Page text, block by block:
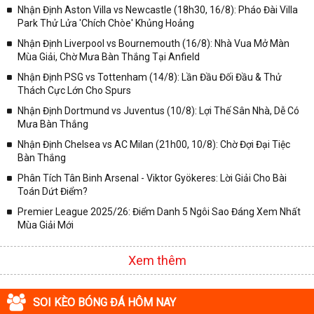
✓ Giải bóng Cúp C1 Châu Âu;
✓ Giải VĐQG Tây Ban Nha;
✓ VĐQG Đức;
✓ VĐQG Pháp;
✓ Liên Đoàn Anh;
✓ U23 Châu Á;
✓ Euro 2020;
✓ VLWC KV Châu Á;
✓ Các giải đấu bóng đá khác.
Vì vậy, đồng hành cùng với chuyên trang
sẽ không bỏ lỡ bất kỳ trận đấu bóng đá nào, đặc biệt là những trận
Nhận Định Aston Villa vs Newcastle (18h30, 16/8): Pháo Đài Villa
Park Thử Lửa 'Chích Chòe' Khủng Hoảng
Nhận Định Liverpool vs Bournemouth (16/8): Nhà Vua Mở Màn
Mùa Giải, Chờ Mưa Bàn Thắng Tại Anfield
Nhận Định PSG vs Tottenham (14/8): Lần Đầu Đối Đầu & Thử
Thách Cực Lớn Cho Spurs
Nhận Định Dortmund vs Juventus (10/8): Lợi Thế Sân Nhà, Dễ Có
Mưa Bàn Thắng
Nhận Định Chelsea vs AC Milan (21h00, 10/8): Chờ Đợi Đại Tiệc
Bàn Thắng
Phân Tích Tân Binh Arsenal - Viktor Gyökeres: Lời Giải Cho Bài
Toán Dứt Điểm?
Premier League 2025/26: Điểm Danh 5 Ngôi Sao Đáng Xem Nhất
Mùa Giải Mới
Xem thêm
SOI KÈO BÓNG ĐÁ HÔM NAY